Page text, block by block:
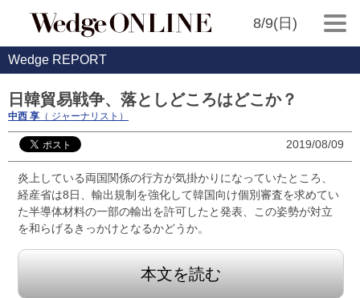
8/9(日)
Wedge REPORT
日韓貿易戦争、落としどころはどこか？
中西 享 （ ジャーナリスト）
2019/08/09
炎上している両国関係の行方が気掛かりになっていたところ、
経産省は8日、輸出規制を強化して韓国向け個別審査を求めてい
た半導体材料の一部の輸出を許可したと発表、この姿勢が対立
を和らげるきっかけとなるかどうか。
本文を読む